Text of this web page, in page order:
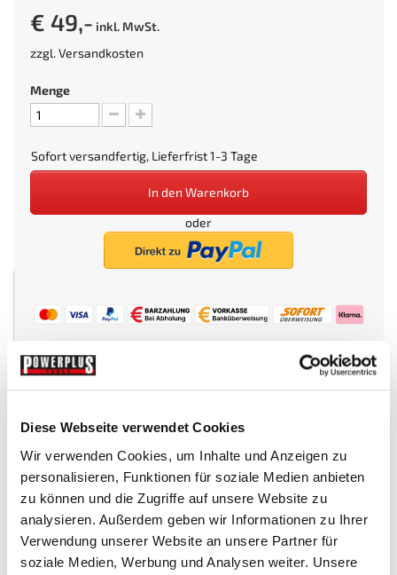
Diese Webseite verwendet Cookies
Wir verwenden Cookies, um Inhalte und Anzeigen zu
personalisieren, Funktionen für soziale Medien anbieten
zu können und die Zugriffe auf unsere Website zu
analysieren. Außerdem geben wir Informationen zu Ihrer
Verwendung unserer Website an unsere Partner für
soziale Medien, Werbung und Analysen weiter. Unsere
€ 49,- inkl. MwSt.
zzgl.Versandkosten
Menge
Sofort versandfertig, Lieferfrist 1-3 Tage
In den Warenkorb
oder
Beim Kauf dieses Artikels erhalten Sie: PowerPunkte.
TECHNISCHE DATEN